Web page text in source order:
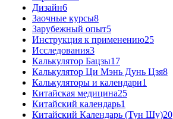
Дизайн6
Заочные курсы8
Зарубежный опыт5
Инструкция к применению25
Исследования3
Калькулятор Бацзы17
Калькулятор Ци Мэнь Дунь Цзя8
Калькуляторы и календари1
Китайская медицина25
Китайский календарь1
Китайский Календарь (Тун Шу)20